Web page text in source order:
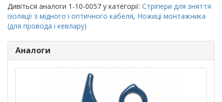
Дивіться аналоги 1-10-0057 у категорії: Стріпери для зняття
ізоляції з мідного і оптичного кабеля, Ножиці монтажника
(для провода і кевлару)
Аналоги